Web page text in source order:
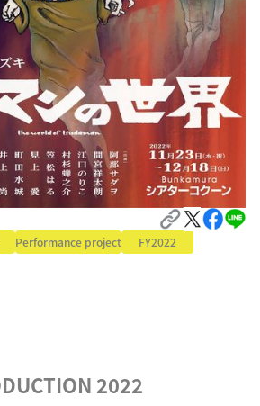
Performance project FY2022
2022